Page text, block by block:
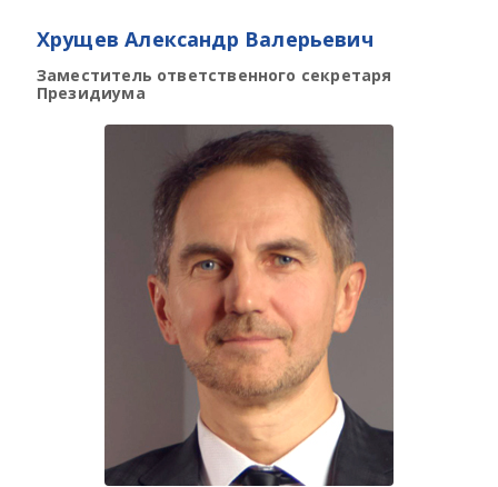
Хрущев Александр Валерьевич
Заместитель ответственного секретаря
Президиума